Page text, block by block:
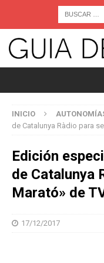
INICIO
de Catalunya Ràdio para
Edición
de Catalunya
Marató» de
17/12/2017